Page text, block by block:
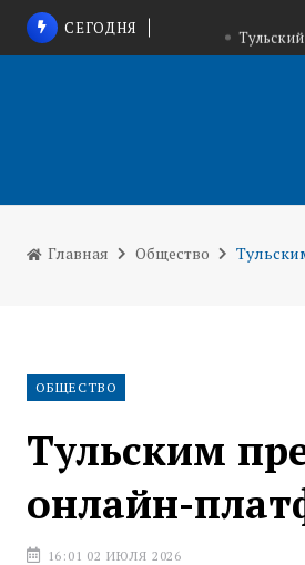
СЕГОДНЯ
В
Главная Общество
ОБЩЕСТВО
Тульским
онлайн-
16:01 02 ИЮЛЯ 2026